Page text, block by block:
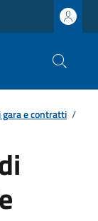
gara e contratti /